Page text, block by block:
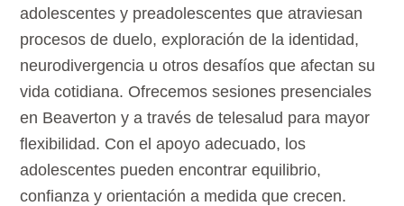
adolescentes y preadolescentes que atraviesan
procesos de duelo, exploración de la identidad,
neurodivergencia u otros desafíos que afectan su
vida cotidiana. Ofrecemos sesiones presenciales
en Beaverton y a través de telesalud para mayor
flexibilidad. Con el apoyo adecuado, los
adolescentes pueden encontrar equilibrio,
confianza y orientación a medida que crecen.